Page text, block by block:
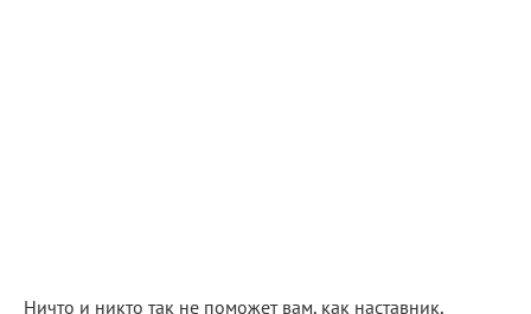
Ничто и никто так не поможет вам, как наставник,